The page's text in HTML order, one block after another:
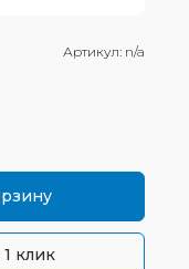
Артикул: n/a
клик